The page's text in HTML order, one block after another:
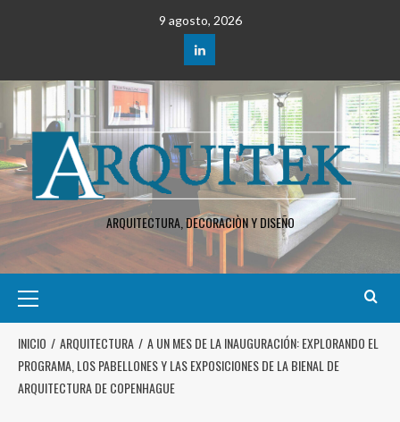
9 agosto, 2026
ARQUITECTURA, DECORACIÒN Y DISEÑO
INICIO ARQUITECTURA
A UN MES DE LA INAUGURACIÓN: EXPLORANDO EL
PROGRAMA, LOS PABELLONES Y LAS EXPOSICIONES DE LA BIENAL DE
ARQUITECTURA DE COPENHAGUE